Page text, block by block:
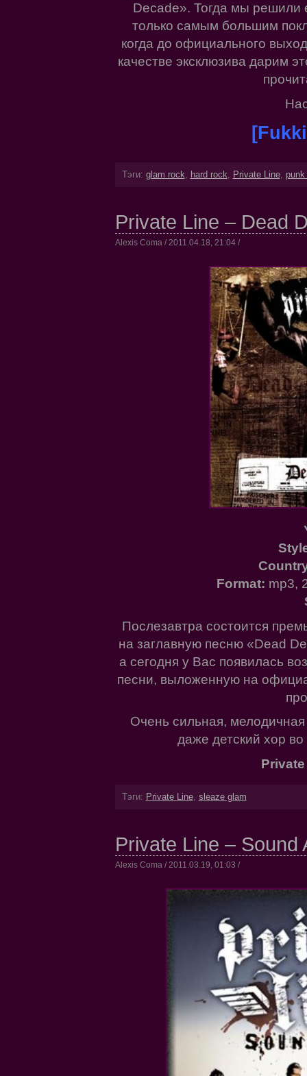
Decade». Тогда мы решили
только самым большим
когда до официального
качестве эксклюзива дарим
Тэги: glam rock, hard rock, Private Line,
Private Line – Dead
Alexis Coma / 2011.04.18, 21:04 /
Format: mp3,
Послезавтра состоится
на заглавную песню «Dead
а сегодня у Вас появилась
песни, выложенную на
Очень сильная,
даже детский хор
Тэги: Private Line, sleaze glam
Private Line – Sound
Alexis Coma / 2011.03.19, 01:03 /